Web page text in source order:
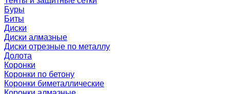
Буры
Биты
Диски
Диски алмазные
Диски отрезные по металлу
Долота
Коронки
Коронки по бетону
Коронки биметаллические